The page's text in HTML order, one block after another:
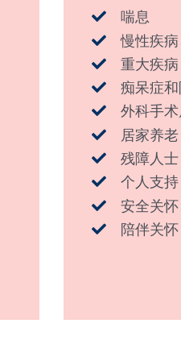
喘息
慢性疾病
重大疾病
痴呆症
外科手
居家养老
残障人士
个人支持
安全关怀
陪伴关怀